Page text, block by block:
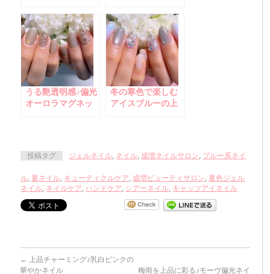
うる艶透明感♪偏光
オーロラマグネッ
冬の寒色で楽しむ
アイスブルーの上
投稿タグ ジェルネイル, ネイル, 成増ネイルサロン, ブルー系ネイ
ル, 夏ネイル, キューティクルケア, 成増ビューティサロン, 夏色ジェル
ネイル, ネイルケア,ハンドケア, シアーネイル, キャッツアイネイル
← 上品チャーミング♪乳白ピンクの
華やかネイル
梅雨を上品に彩る♪モーヴ偏光ネイ